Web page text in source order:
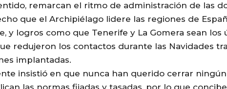
remarcan el ritmo de administración de las
que el Archipiélago lidere las regiones de
y logros como que Tenerife y La Gomera sean los
redujeron los contactos durante las Navidades
implantadas.
insistió en que nunca han querido cerrar